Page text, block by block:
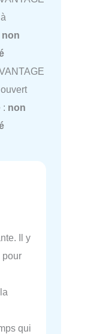
non
: non
Il y
pour
qui